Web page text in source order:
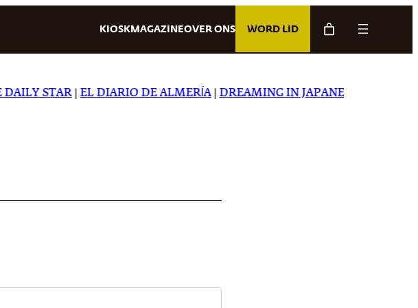
KIOSK MAGAZINEOVER ONS WORD LID
STAR|EL DIARIO DE ALMERÍA|DREAMING IN JAPANESE|